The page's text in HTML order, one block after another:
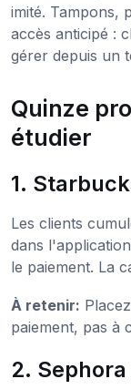
imité. Tampons,
accès anticipé :
gérer depuis un
Quinze
étudier
1.
Les clients
dans
le paiement. La
À retenir:
paiement, pas à
2.